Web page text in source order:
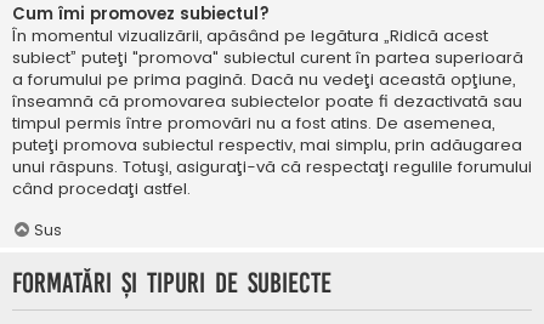
Cum îmi promovez subiectul?
În momentul vizualizării, apăsând pe legătura „Ridică acest
subiect” puteţi "promova" subiectul curent în partea superioară
a forumului pe prima pagină. Dacă nu vedeţi această opţiune,
înseamnă că promovarea subiectelor poate fi dezactivată sau
timpul permis între promovări nu a fost atins. De asemenea,
puteţi promova subiectul respectiv, mai simplu, prin adăugarea
unui răspuns. Totuşi, asiguraţi-vă că respectaţi regulile forumului
când procedaţi astfel.
Sus
Formatări şi tipuri de subiecte